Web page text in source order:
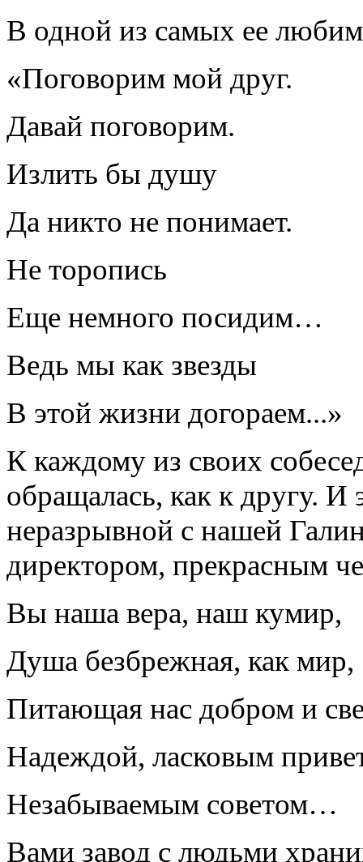
В одной из самых ее
«Поговорим мой друг.
Давай поговорим.
Излить бы душу
Да никто не понимает.
Не торопись
Еще немного посидим…
Ведь мы как звезды
В этой жизни догораем...»
К каждому из своих
обращалась, как к другу. И
неразрывной с нашей
директором, прекрасным
Вы наша вера, наш кумир,
Душа безбрежная, как мир,
Питающая нас добром и
Надеждой, ласковым
Незабываемым советом…
Вами завод с людьми